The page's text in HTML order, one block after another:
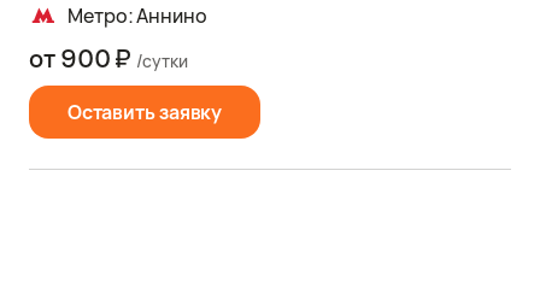
Метро: Аннино
Оставить заявку
от 900 ₽ /сутки